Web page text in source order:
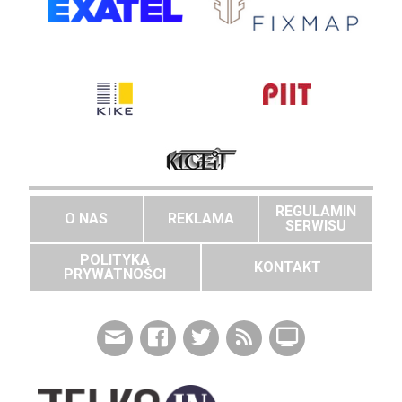
O NAS REKLAMA
REGULAMIN
SERWISU
POLITYKA
PRYWATNOŚCI
KONTAKT